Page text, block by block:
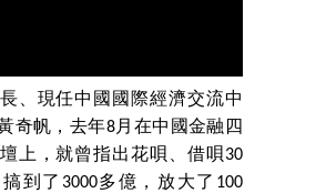
、現任中國國際經濟交流中
奇帆，去年8月在中國金融四
上，就曾指出花唄、借唄30
到了3000多億，放大了100